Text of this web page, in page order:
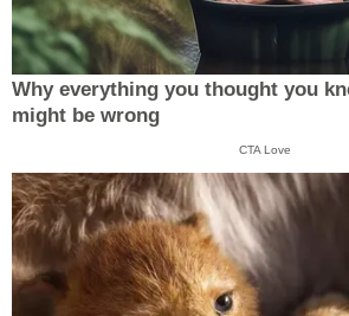
Why everything you thought you
might be wrong
CTA Love